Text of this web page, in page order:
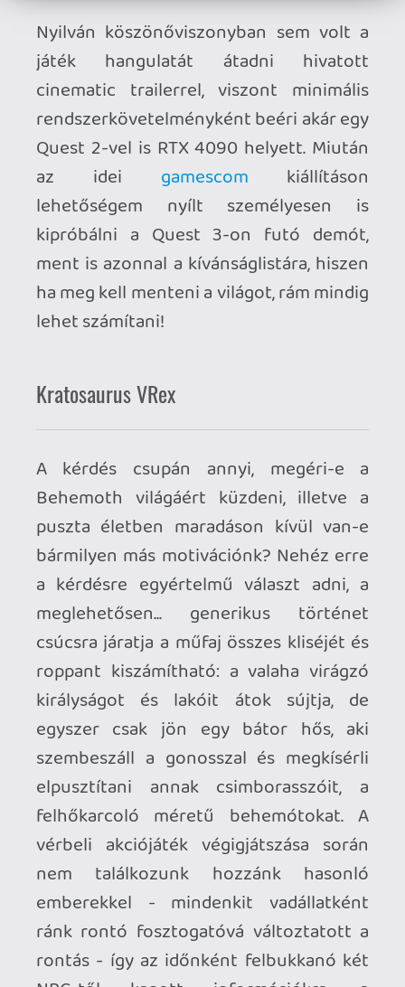
szembeszáll a gonosszal és megkísérli
elpusztítani annak csimborasszóit, a
felhőkarcoló méretű behemótokat. A
vérbeli akciójáték végigjátszása során
nem találkozunk hozzánk hasonló
emberekkel - mindenkit vadállatként
ránk rontó fosztogatóvá változtatott a
rontás - így az időnként felbukkanó két
NPC-től kapott információkra, a
megtalált tekercsekre, illetve
emlékfoszlányokra hagyatkozhatunk, ha
alaposabb ismeretekre szomjazunk a
királyságról. Az írók mentségére legyen
mondva, hogy gyakorlatilag bármilyen
tesz a mű élvezetéhez a sztori ismerete,
ugyanakkor el sem vesz belőle. Ez
önmagában közel sem végzetes hiba,
filmet, hanem játékot szeretnének
nekünk eladni, azoknál meg sohasem
hátrány, ha nem mások történetét
hallgatjuk, hanem sajátunkat írjuk éppen.
Nem tintával, hanem karddal, tőrrel,
fejszével, íjjal, pajzzsal, dobókésekkel,
néha csak puszta kézzel. Mert kapunk
szupererőket is útravalónak: a lassabban
újratöltődő, nagyobb sebzést biztosító
berserk-módot "stregth" néven, illetve
egy gyakrabban használható suhanást a
kitérésekhez, igény esetén a gyorsabb
helyzetváltoztatáshoz. Ha ez nem lenne
elég, a karunkra erősített kötélkilövő
szerkezettel meglepően ügyesen teszik a
játékmenet szerves részévé a
lengedezési játékmechanikát, talán nem
árulok el nagy titkot azzal, hogy a
behemótok legyőzésében is
kölcsönvett különleges karéknek. Némi
fejlesztgetést követően könnyebben
tudunk vele tárgyakat, ellenfeleket
magunkhoz húzni, lerántani a mélybe